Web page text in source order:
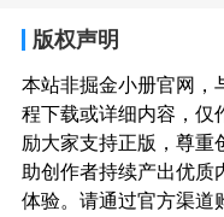
版权声明
本站非掘金小册官网，
程下载或详细内容，仅
励大家支持正版，尊重
助创作者持续产出优质
体验。请通过官方渠道